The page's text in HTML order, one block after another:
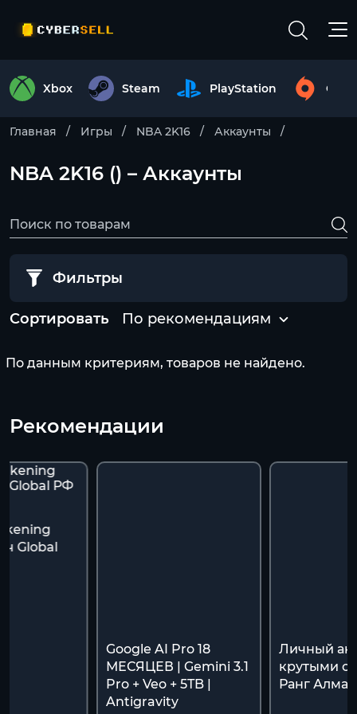
Xbox Steam PlayStation
Главная Игры NBA 2K16 Аккаунты
NBA 2K16 () – Аккаунты
Фильтры
Сортировать По рекомендациям
По данным критериям, товаров не найдено.
Рекомендации
Global
Google AI Pro 18
МЕСЯЦЕВ | Gemini 3.1
Pro + Veo + 5TB |
Antigravity
Личный
крутыми
Ранг Алмаз